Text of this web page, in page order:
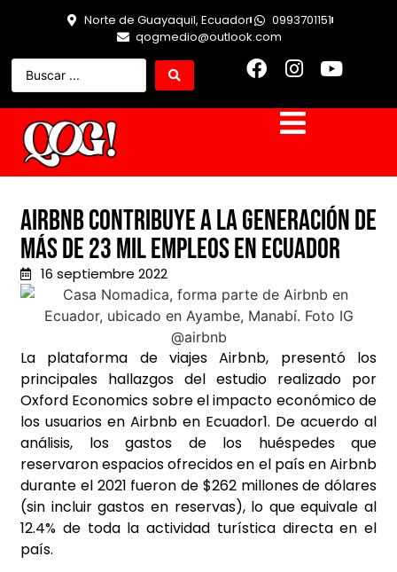
Norte de Guayaquil, Ecuador
0993701151
qogmedio@outlook.com
Airbnb contribuye a la generación de
más de 23 mil empleos en Ecuador
16 septiembre 2022
La plataforma de viajes Airbnb, presentó los
principales hallazgos del estudio realizado por
Oxford Economics sobre el impacto económico de
los usuarios en Airbnb en Ecuador1. De acuerdo al
análisis, los gastos de los huéspedes que
reservaron espacios ofrecidos en el país en Airbnb
durante el 2021 fueron de $262 millones de dólares
(sin incluir gastos en reservas), lo que equivale al
12.4% de toda la actividad turística directa en el
país.